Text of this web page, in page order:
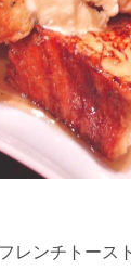
レンチトース